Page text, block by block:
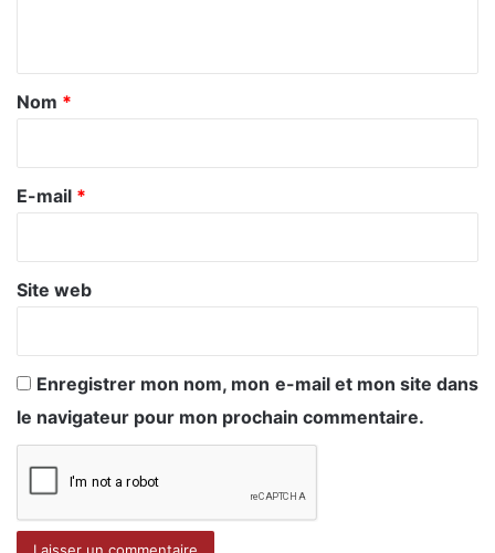
a
r
e
Nom *
E-mail *
Site web
Enregistrer mon nom, mon e-mail et mon site dans
le navigateur pour mon prochain commentaire.